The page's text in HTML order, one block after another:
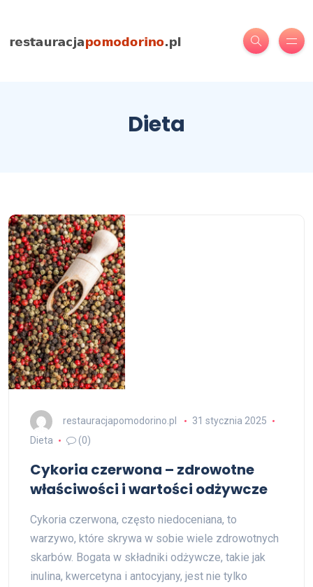
Dieta
restauracjapomodorino.pl
31 stycznia 2025
Dieta
(0)
Cykoria czerwona – zdrowotne
właściwości i wartości odżywcze
Cykoria czerwona, często niedoceniana, to
warzywo, które skrywa w sobie wiele zdrowotnych
skarbów. Bogata w składniki odżywcze, takie jak
inulina, kwercetyna i antocyjany, jest nie tylko